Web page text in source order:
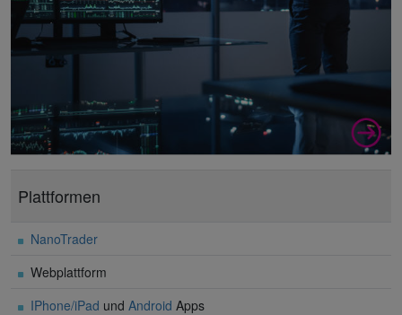
Plattformen
NanoTrader
Webplattform
IPhone/iPad und Android Apps